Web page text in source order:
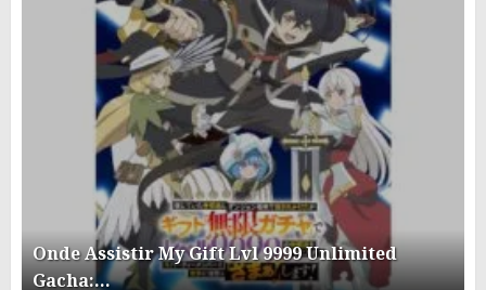
Onde Assistir My Gift Lvl 9999 Unlimited
Gacha:…